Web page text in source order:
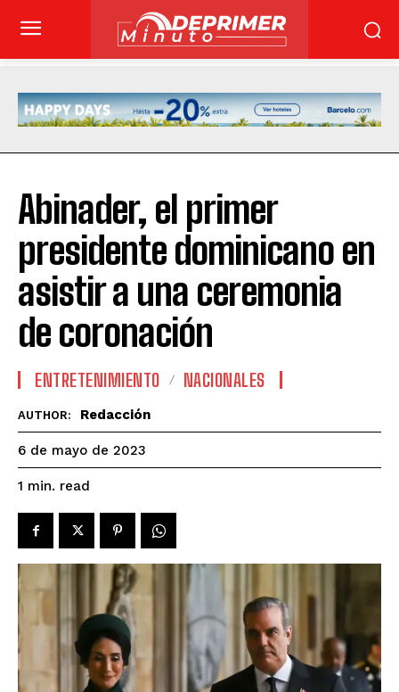
Abinader, el primer
presidente dominicano en
asistir a una ceremonia
de coronación
ENTRETENIMIENTO NACIONALES
AUTHOR: Redacción
6 de mayo de 2023
1 min. read